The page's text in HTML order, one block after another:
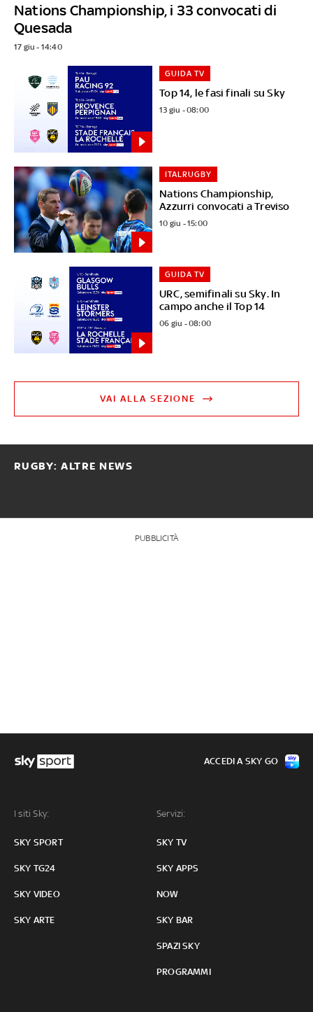
Nations Championship, i 33 convocati di
Quesada
17 giu - 14:40
Top 14, le fasi finali su Sky
GUIDA TV
13 giu - 08:00
Nations Championship,
Azzurri convocati a Treviso
ITALRUGBY
10 giu - 15:00
URC, semifinali su Sky. In
campo anche il Top 14
GUIDA TV
06 giu - 08:00
VAI ALLA SEZIONE
RUGBY: ALTRE NEWS
PUBBLICITÀ
I siti Sky:
SKY SPORT
SKY TG24
SKY VIDEO
SKY ARTE
Servizi:
SKY TV
SKY APPS
NOW
SKY BAR
SPAZI SKY
PROGRAMMI
ACCEDI A SKY GO